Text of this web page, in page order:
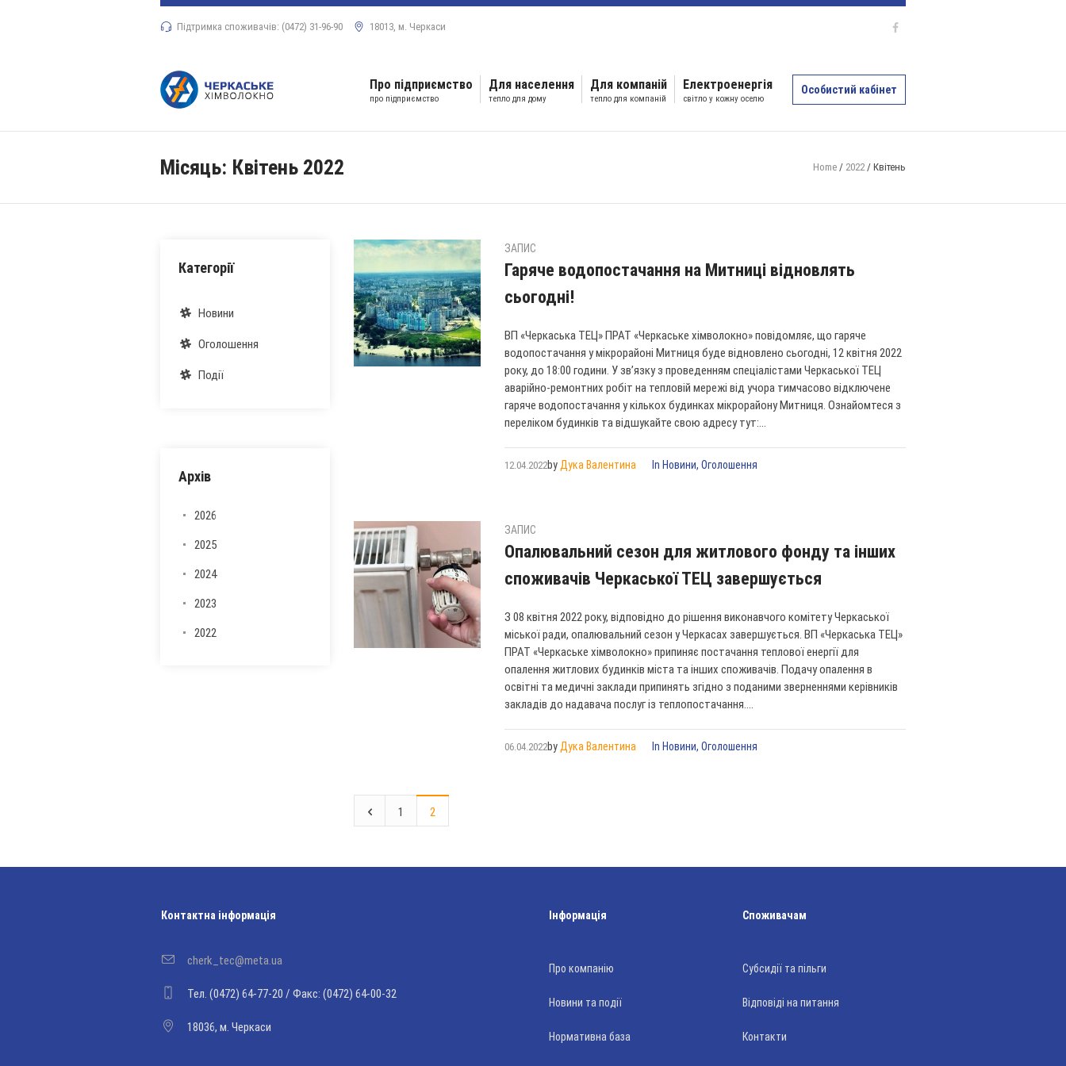
Підтримка споживачів: (0472) 31-96-90 18013, м. Черкаси
Особистий кабінет
Про підприємство
про підприємство
Для населення
тепло для дому
Для компаній
тепло для компаній
Електроенергія
світло у кожну оселю
Місяць: Квітень 2022 Home / 2022 / Квітень
ЗАПИС
Гаряче водопостачання на Митниці відновлять
сьогодні!
ВП «Черкаська ТЕЦ» ПРАТ «Черкаське хімволокно» повідомляє, що гаряче
водопостачання у мікрорайоні Митниця буде відновлено сьогодні, 12 квітня 2022
року, до 18:00 години. У зв’язку з проведенням спеціалістами Черкаської ТЕЦ
аварійно-ремонтних робіт на тепловій мережі від учора тимчасово відключене
гаряче водопостачання у кількох будинках мікрорайону Митниця. Ознайомтеся з
переліком будинків та відшукайте свою адресу тут:...
12.04.2022by Дука Валентина In Новини,Оголошення
ЗАПИС
Опалювальний сезон для житлового фонду та інших
споживачів Черкаської ТЕЦ завершується
З 08 квітня 2022 року, відповідно до рішення виконавчого комітету Черкаської
міської ради, опалювальний сезон у Черкасах завершується. ВП «Черкаська ТЕЦ»
ПРАТ «Черкаське хімволокно» припиняє постачання теплової енергії для
опалення житлових будинків міста та інших споживачів. Подачу опалення в
освітні та медичні заклади припинять згідно з поданими зверненнями керівників
закладів до надавача послуг із теплопостачання....
06.04.2022by Дука Валентина In Новини,Оголошення
1 2
Категорії
Новини
Оголошення
Події
Архів
2026
2025
2024
2023
2022
Контактна інформація
cherk_tec@meta.ua
Тел. (0472) 64-77-20 / Факс: (0472) 64-00-32
18036, м. Черкаси
Інформація
Про компанію
Новини та події
Нормативна база
Споживачам
Субсидії та пільги
Відповіді на питання
Контакти